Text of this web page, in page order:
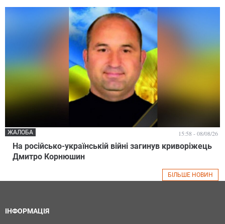
На російсько-українській війні загинув криворіжець
Дмитро Корнюшин
ЖАЛОБА 15:58 - 08/08/26
БІЛЬШЕ НОВИН
ІНФОРМАЦІЯ